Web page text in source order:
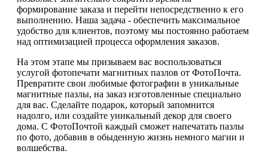
формирование заказа и перейти непосредственно к его
выполнению. Наша задача - обеспечить максимальное
удобство для клиентов, поэтому мы постоянно работаем
над оптимизацией процесса оформления заказов.
На этом этапе мы призываем вас воспользоваться
услугой фотопечати магнитных пазлов от ФотоПочта.
Превратите свои любимые фотографии в уникальные
магнитные пазлы, на заказ изготовленные специально
для вас. Сделайте подарок, который запомнится
надолго, или создайте уникальный декор для своего
дома. С ФотоПочтой каждый сможет напечатать пазлы
по фото, добавив в обыденную жизнь немного магии и
волшебства.